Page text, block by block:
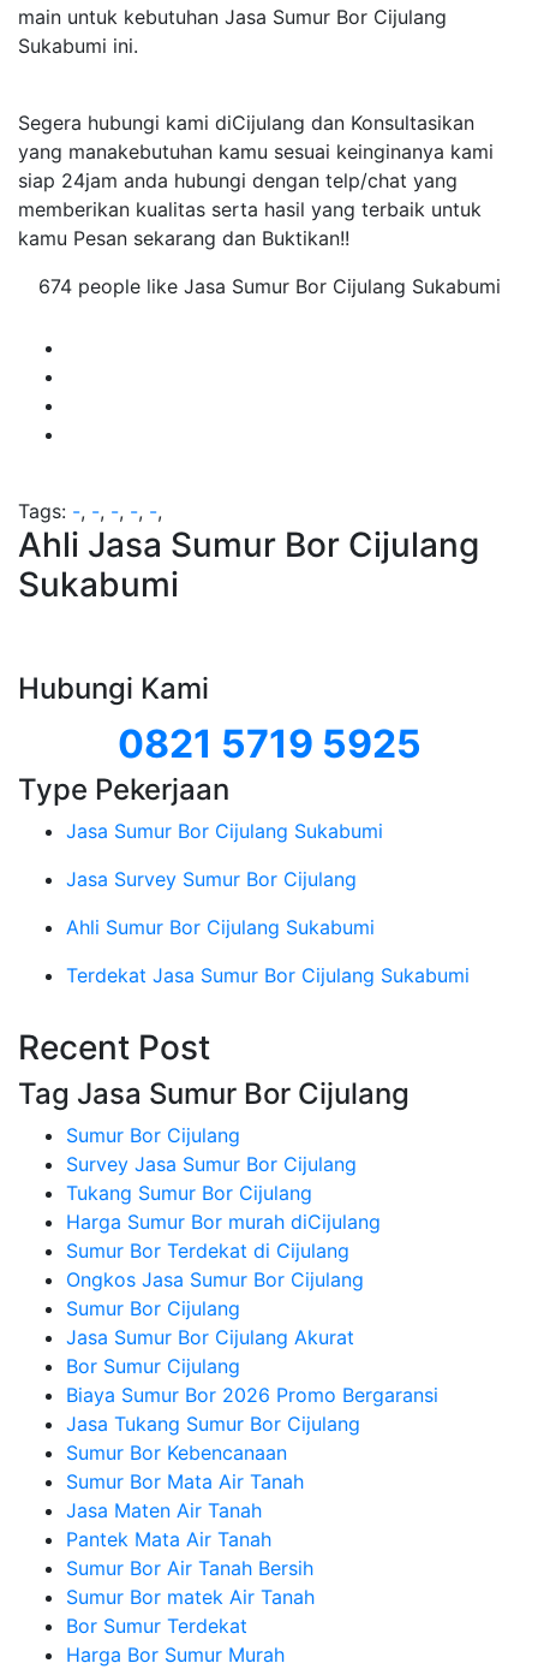
main untuk kebutuhan Jasa Sumur Bor Cijulang
Sukabumi ini.
Segera hubungi kami diCijulang dan Konsultasikan
yang manakebutuhan kamu sesuai keinginanya kami
siap 24jam anda hubungi dengan telp/chat yang
memberikan kualitas serta hasil yang terbaik untuk
kamu Pesan sekarang dan Buktikan!!
674 people like Jasa Sumur Bor Cijulang Sukabumi
Tags: -, -, -, -, -,
Ahli Jasa Sumur Bor Cijulang
Sukabumi
Hubungi Kami
0821 5719 5925
Type Pekerjaan
Jasa Sumur Bor Cijulang Sukabumi
Jasa Survey Sumur Bor Cijulang
Ahli Sumur Bor Cijulang Sukabumi
Terdekat Jasa Sumur Bor Cijulang Sukabumi
Recent Post
Tag Jasa Sumur Bor Cijulang
Sumur Bor Cijulang
Survey Jasa Sumur Bor Cijulang
Tukang Sumur Bor Cijulang
Harga Sumur Bor murah diCijulang
Sumur Bor Terdekat di Cijulang
Ongkos Jasa Sumur Bor Cijulang
Sumur Bor Cijulang
Jasa Sumur Bor Cijulang Akurat
Bor Sumur Cijulang
Biaya Sumur Bor 2026 Promo Bergaransi
Jasa Tukang Sumur Bor Cijulang
Sumur Bor Kebencanaan
Sumur Bor Mata Air Tanah
Jasa Maten Air Tanah
Pantek Mata Air Tanah
Sumur Bor Air Tanah Bersih
Sumur Bor matek Air Tanah
Bor Sumur Terdekat
Harga Bor Sumur Murah